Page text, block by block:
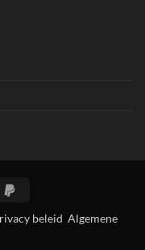
beleid Algemene